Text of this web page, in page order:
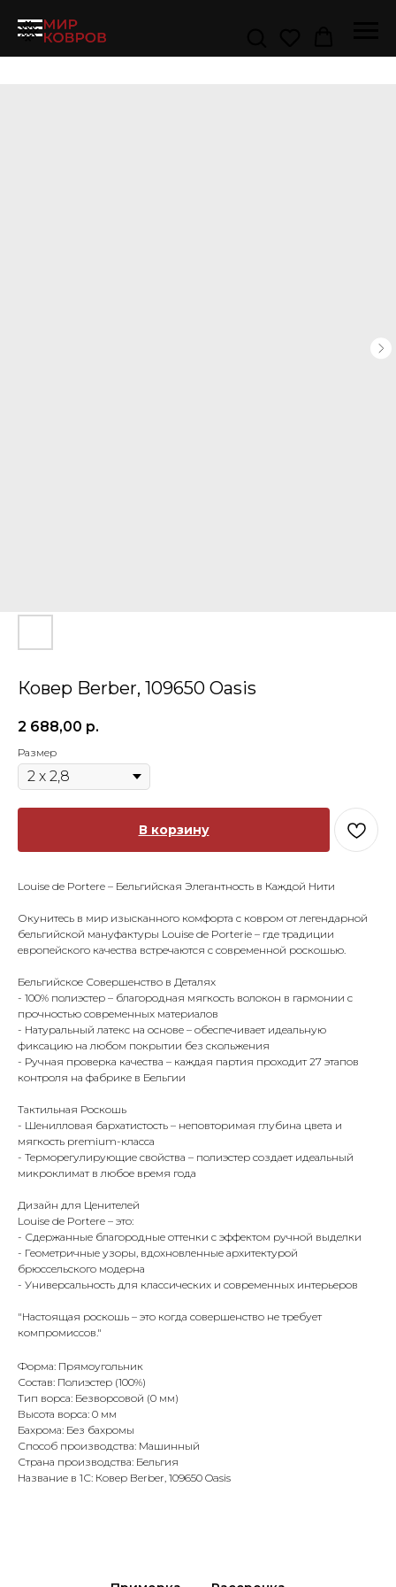
Ковер Berber, 109650 Oasis
2 688,00 р.
Размер
В корзину
Louise de Portere – Бельгийская Элегантность в Каждой Нити
Окунитесь в мир изысканного комфорта с ковром от легендарной
бельгийской мануфактуры Louise de Porterie – где традиции
европейского качества встречаются с современной роскошью.
Бельгийское Совершенство в Деталях
- 100% полиэстер – благородная мягкость волокон в гармонии с
прочностью современных материалов
- Натуральный латекс на основе – обеспечивает идеальную
фиксацию на любом покрытии без скольжения
- Ручная проверка качества – каждая партия проходит 27 этапов
контроля на фабрике в Бельгии
Тактильная Роскошь
- Шенилловая бархатистость – неповторимая глубина цвета и
мягкость premium-класса
- Терморегулирующие свойства – полиэстер создает идеальный
микроклимат в любое время года
Дизайн для Ценителей
Louise de Portere – это:
- Сдержанные благородные оттенки с эффектом ручной выделки
- Геометричные узоры, вдохновленные архитектурой
брюссельского модерна
- Универсальность для классических и современных интерьеров
"Настоящая роскошь – это когда совершенство не требует
компромиссов."
Форма: Прямоугольник
Состав: Полиэстер (100%)
Тип ворса: Безворсовой (0 мм)
Высота ворса: 0 мм
Бахрома: Без бахромы
Способ производства: Машинный
Страна производства: Бельгия
Название в 1С: Ковер Berber, 109650 Oasis